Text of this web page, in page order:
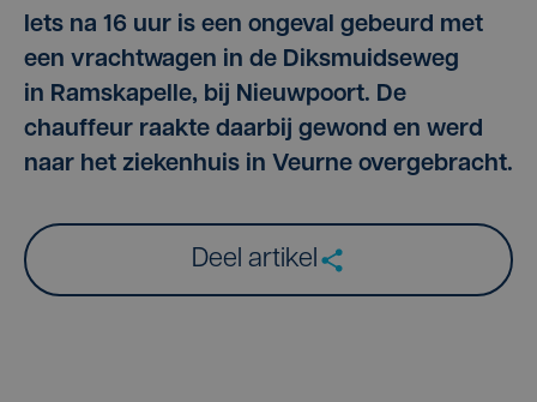
Iets na 16 uur is een ongeval gebeurd met
een vrachtwagen in de Diksmuidseweg
in Ramskapelle, bij Nieuwpoort. De
chauffeur raakte daarbij gewond en werd
naar het ziekenhuis in Veurne overgebracht.
Deel artikel